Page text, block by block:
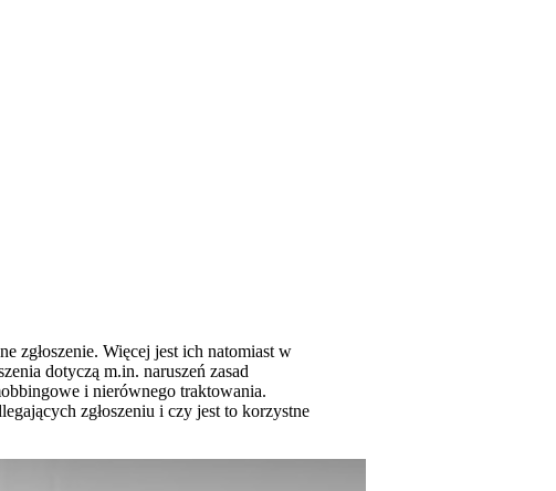
zgłoszenie. Więcej jest ich natomiast w
dotyczą m.in. naruszeń zasad
i nierównego traktowania.
zgłoszeniu i czy jest to korzystne